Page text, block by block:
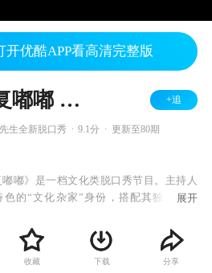
优酷APP看高清完整版
观复嘟嘟 第一季 +追
生全新脱口秀 9.1分 更新至80期
嘟嘟》是一档文化类脱口秀节目。主持人
色的“文化杂家”身份，搭配其独一无二
分结合解读，只说道理，不求真相。这
态度的脱口秀，有玄机的脱手秀。
展开
收藏 下载 分享